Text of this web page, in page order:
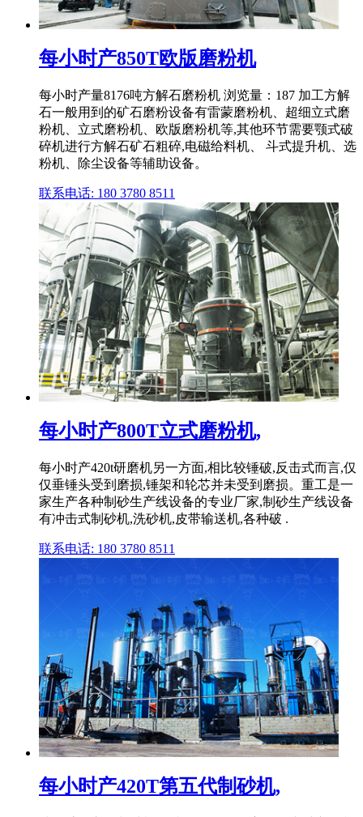
每小时产850T欧版磨粉机
每小时产量8176吨方解石磨粉机 浏览量：187 加工方解
石一般用到的矿石磨粉设备有雷蒙磨粉机、超细立式磨
粉机、立式磨粉机、欧版磨粉机等,其他环节需要颚式破
碎机进行方解石矿石粗碎,电磁给料机、 斗式提升机、选
粉机、除尘设备等辅助设备。
联系电话: 180 3780 8511
每小时产800T立式磨粉机,
每小时产420t研磨机另一方面,相比较锤破,反击式而言,仅
仅垂锤头受到磨损,锤架和轮芯并未受到磨损。重工是一
家生产各种制砂生产线设备的专业厂家,制砂生产线设备
有冲击式制砂机,洗砂机,皮带输送机,各种破 .
联系电话: 180 3780 8511
每小时产420T第五代制砂机,